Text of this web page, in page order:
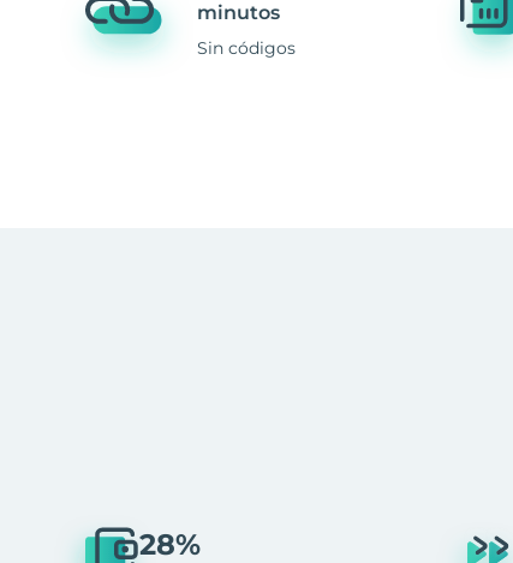
minutos
Sin códigos
28%